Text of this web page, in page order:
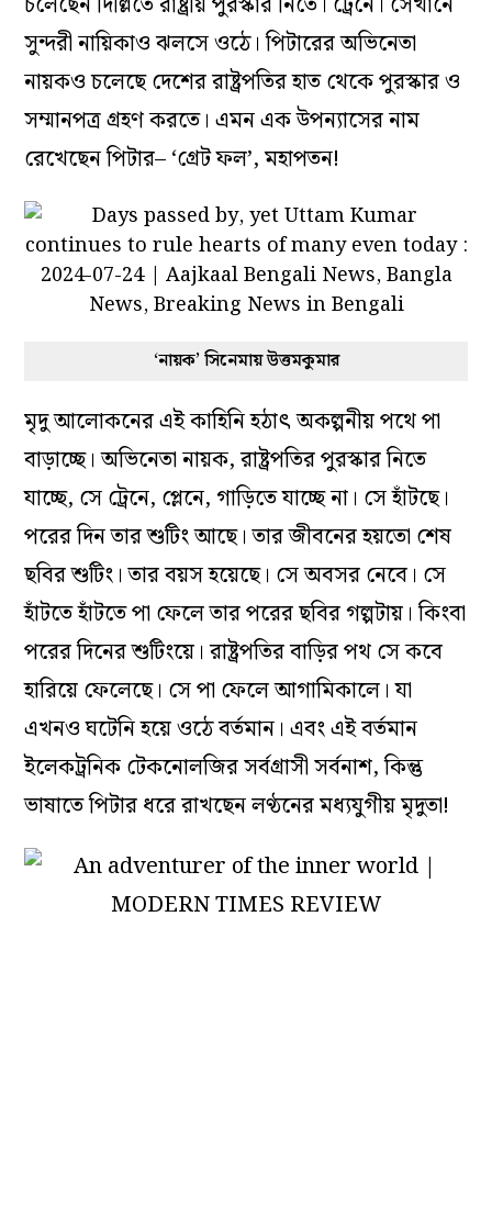
সুন্দরী নায়িকাও ঝলসে ওঠে। পিটারের অভিনেতা
নায়কও চলেছে দেশের রাষ্ট্রপতির হাত থেকে পুরস্কার ও
সম্মানপত্র গ্রহণ করতে। এমন এক উপন্যাসের নাম
রেখেছেন পিটার– ‘গ্রেট ফল’, মহাপতন!
‘নায়ক’ সিনেমায় উত্তমকুমার
মৃদু আলোকনের এই কাহিনি হঠাৎ অকল্পনীয় পথে পা
বাড়াচ্ছে। অভিনেতা নায়ক, রাষ্ট্রপতির পুরস্কার নিতে
যাচ্ছে, সে ট্রেনে, প্লেনে, গাড়িতে যাচ্ছে না। সে হাঁটছে।
পরের দিন তার শুটিং আছে। তার জীবনের হয়তো শেষ
ছবির শুটিং। তার বয়স হয়েছে। সে অবসর নেবে। সে
হাঁটতে হাঁটতে পা ফেলে তার পরের ছবির গল্পটায়। কিংবা
পরের দিনের শুটিংয়ে। রাষ্ট্রপতির বাড়ির পথ সে কবে
হারিয়ে ফেলেছে। সে পা ফেলে আগামিকালে। যা
এখনও ঘটেনি হয়ে ওঠে বর্তমান। এবং এই বর্তমান
ইলেকট্রনিক টেকনোলজির সর্বগ্রাসী সর্বনাশ, কিন্তু
ভাষাতে পিটার ধরে রাখছেন লণ্ঠনের মধ্যযুগীয় মৃদুতা!